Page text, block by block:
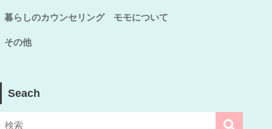
暮らしのカウンセリング モモについて
その他
Seach